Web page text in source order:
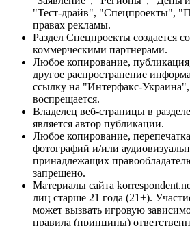
"Тест-драйв", "Спецпроекты",
правах рекламы.
Раздел Спецпроекты создается
коммерческими партнерами.
Любое копирование,
другое распространение
ссылку на "Интерфакс-
воспрещается.
Владелец веб-страницы в
является автор публикации.
Любое копирование,
фотографий и/или
принадлежащих
запрещено.
Материалы сайта
лиц старше 21 года (21+).
может вызвать игровую
правила (принципы)